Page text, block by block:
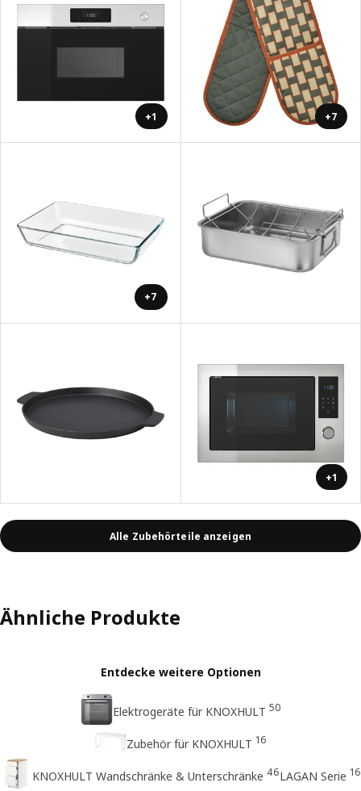
+1 +7
+7
+1
Alle Zubehörteile anzeigen
Ähnliche Produkte
Entdecke weitere Optionen
Elektrogeräte für KNOXHULT 50
Zubehör für KNOXHULT 16
KNOXHULT Wandschränke & Unterschränke 46LAGAN Serie 16